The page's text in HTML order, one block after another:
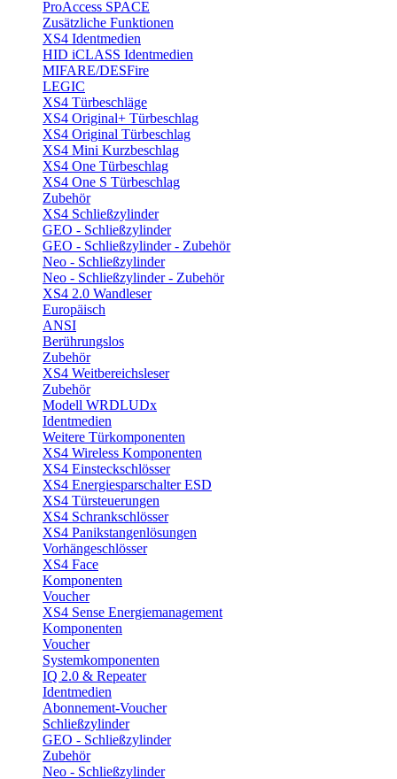
ProAccess SPACE
Zusätzliche Funktionen
XS4 Identmedien
HID iCLASS Identmedien
MIFARE/DESFire
LEGIC
XS4 Türbeschläge
XS4 Original+ Türbeschlag
XS4 Original Türbeschlag
XS4 Mini Kurzbeschlag
XS4 One Türbeschlag
XS4 One S Türbeschlag
Zubehör
XS4 Schließzylinder
GEO - Schließzylinder
GEO - Schließzylinder - Zubehör
Neo - Schließzylinder
Neo - Schließzylinder - Zubehör
XS4 2.0 Wandleser
Europäisch
ANSI
Berührungslos
Zubehör
XS4 Weitbereichsleser
Zubehör
Modell WRDLUDx
Identmedien
Weitere Türkomponenten
XS4 Wireless Komponenten
XS4 Einsteckschlösser
XS4 Energiesparschalter ESD
XS4 Türsteuerungen
XS4 Schrankschlösser
XS4 Panikstangenlösungen
Vorhängeschlösser
XS4 Face
Komponenten
Voucher
XS4 Sense Energiemanagement
Komponenten
Voucher
Systemkomponenten
IQ 2.0 & Repeater
Identmedien
Abonnement-Voucher
Schließzylinder
GEO - Schließzylinder
Zubehör
Neo - Schließzylinder